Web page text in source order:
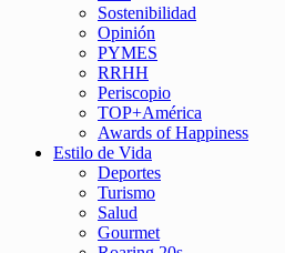
Sostenibilidad
Opinión
PYMES
RRHH
Periscopio
TOP+América
Awards of Happiness
Estilo de Vida
Deportes
Turismo
Salud
Gourmet